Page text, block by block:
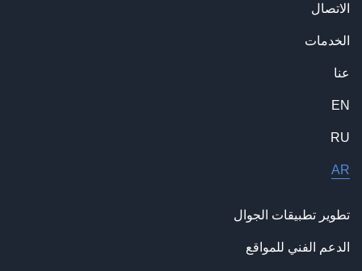
الاتصال
الخدمات
عنا
EN
RU
AR
تطوير تطبيقات الجوال
الدعم الفني للمواقع